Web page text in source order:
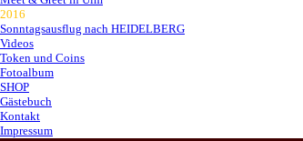
2016
Sonntagsausflug nach HEIDELBERG
Videos
Token und Coins
Fotoalbum
SHOP
Gästebuch
Kontakt
Impressum